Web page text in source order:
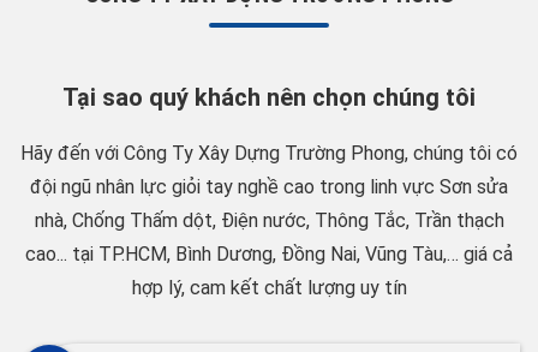
Tại sao quý khách nên chọn chúng tôi
Hãy đến với Công Ty Xây Dựng Trường Phong, chúng tôi có
đội ngũ nhân lực giỏi tay nghề cao trong linh vực Sơn sửa
nhà, Chống Thấm dột, Điện nước, Thông Tắc, Trần thạch
cao... tại TP.HCM, Bình Dương, Đồng Nai, Vũng Tàu,… giá cả
hợp lý, cam kết chất lượng uy tín